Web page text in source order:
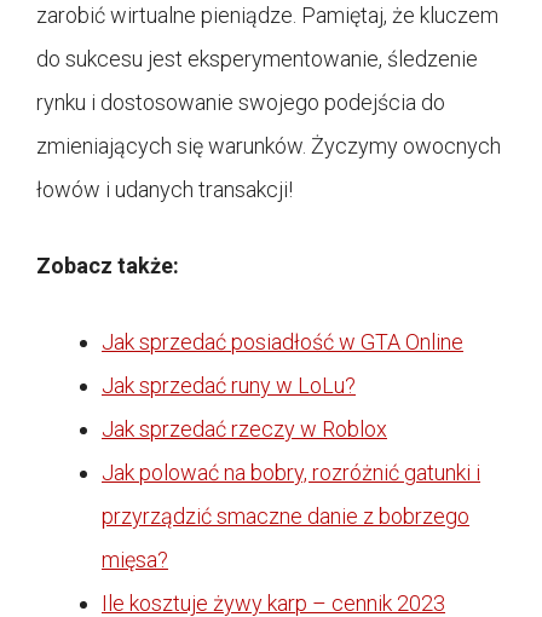
zarobić wirtualne pieniądze. Pamiętaj, że kluczem
do sukcesu jest eksperymentowanie, śledzenie
rynku i dostosowanie swojego podejścia do
zmieniających się warunków. Życzymy owocnych
łowów i udanych transakcji!
Zobacz także:
Jak sprzedać posiadłość w GTA Online
Jak sprzedać runy w LoLu?
Jak sprzedać rzeczy w Roblox
Jak polować na bobry, rozróżnić gatunki i
przyrządzić smaczne danie z bobrzego
mięsa?
Ile kosztuje żywy karp – cennik 2023